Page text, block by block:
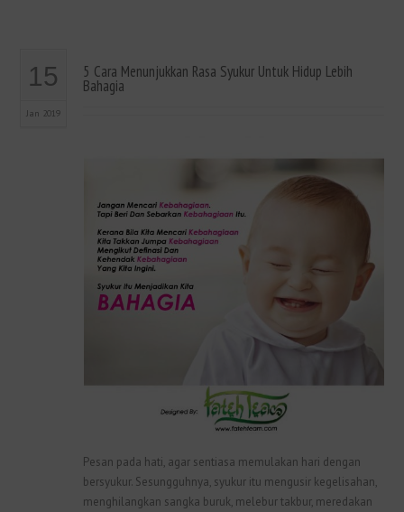
15
Jan 2019
5 Cara Menunjukkan Rasa Syukur Untuk Hidup Lebih
Bahagia
Pesan pada hati, agar sentiasa memulakan hari dengan
bersyukur. Sesungguhnya, syukur itu mengusir kegelisahan,
menghilangkan sangka buruk, melebur takbur, meredakan